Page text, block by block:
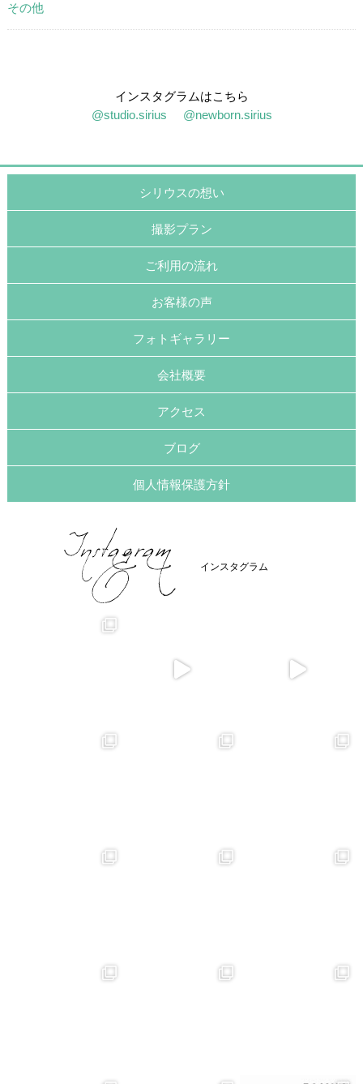
その他
インスタグラムはこちら
@studio.sirius
@newborn.sirius
シリウスの想い
撮影プラン
ご利用の流れ
お客様の声
フォトギャラリー
会社概要
アクセス
ブログ
個人情報保護方針
インスタグラム